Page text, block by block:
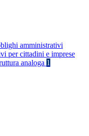
amministrativi
per cittadini e imprese
analoga 1